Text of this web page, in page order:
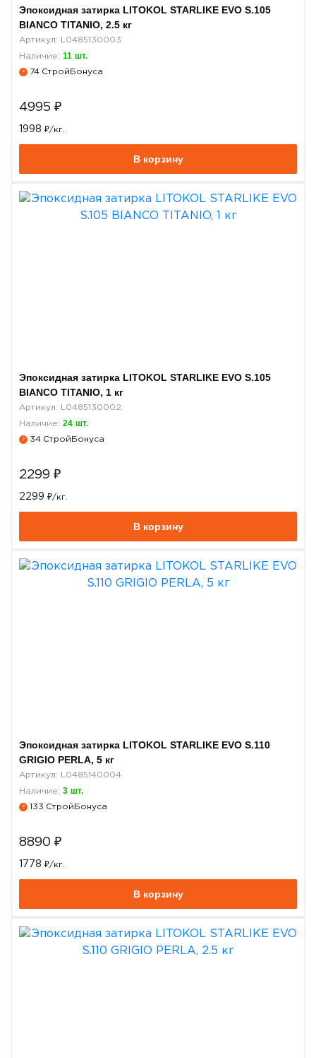
Эпоксидная затирка LITOKOL STARLIKE EVO S.105
BIANCO TITANIO, 2.5 кг
Артикул: L0485130003
Наличие: 11 шт.
? 74 СтройБонуса
4995 ₽
1998 ₽/кг.
В корзину
Эпоксидная затирка LITOKOL STARLIKE EVO S.105
BIANCO TITANIO, 1 кг
Артикул: L0485130002
Наличие: 24 шт.
? 34 СтройБонуса
2299 ₽
2299 ₽/кг.
В корзину
Эпоксидная затирка LITOKOL STARLIKE EVO S.110
GRIGIO PERLA, 5 кг
Артикул: L0485140004
Наличие: 3 шт.
? 133 СтройБонуса
8890 ₽
1778 ₽/кг.
В корзину